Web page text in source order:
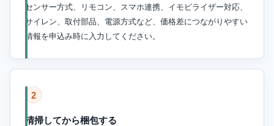
センサー方式、リモコン、スマホ連携、イモビライザー対応、
サイレン、取付部品、電源方式など、価格差につながりやすい
情報を申込み時に入力してください。
2
清掃してから梱包する